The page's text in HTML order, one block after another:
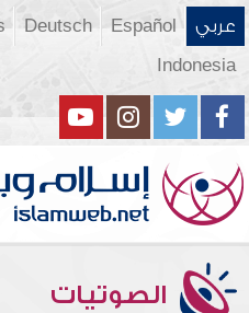
عربي Español
Deutsch
Indonesia
الصوتيات